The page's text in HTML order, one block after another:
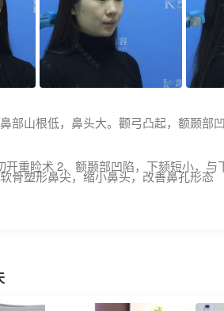
部山根低，鼻头大。颧弓凸起，额颞部
开重睑术 2、额颞部凹陷，下颏短小，
骨塑形鼻尖，缩小鼻头，改善鼻孔形态